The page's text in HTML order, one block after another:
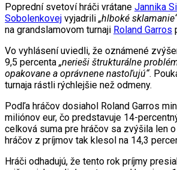
Poprední svetoví hráči vrátane Jannika
Sobolenkovej vyjadrili „hlboké
na grandslamovom turnaji Roland Garros
Vo vyhlásení uviedli, že oznámené
9,5 percenta „nerieši štrukturálne
opakovane a oprávnene nastoľujú“.
turnaja rástli rýchlejšie než odmeny.
Podľa hráčov dosiahol Roland Garros
miliónov eur, čo predstavuje 14-
celková suma pre hráčov sa zvýšila len
hráčov z príjmov tak klesol na 14,3
Hráči odhadujú, že tento rok príjmy